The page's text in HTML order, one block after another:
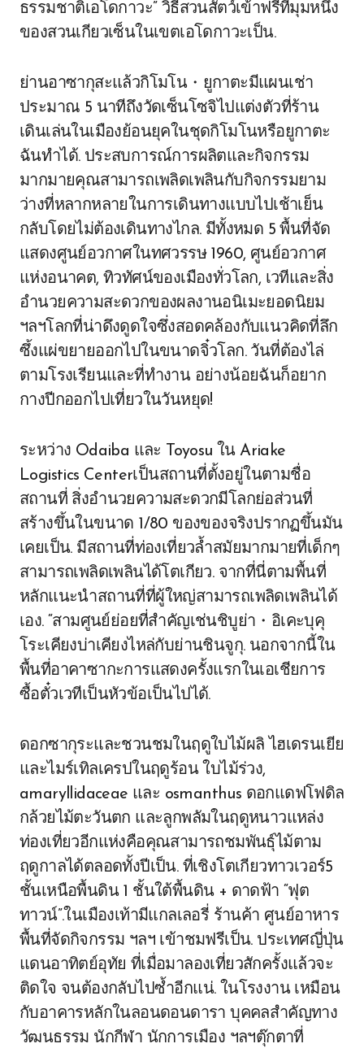
ธรรมชาติเอโดกาวะ” วิธีสวนสัตว์เข้าฟรีที่มุมหนึ่ง
ของสวนเกียวเซ็นในเขตเอโดกาวะเป็น.
ย่านอาซากุสะแล้วกิโมโน・ยูกาตะมีแผนเช่า
ประมาณ 5 นาทีถึงวัดเซ็นโซจิไปแต่งตัวที่ร้าน
เดินเล่นในเมืองย้อนยุคในชุดกิโมโนหรือยูกาตะ
ฉันทำได้. ประสบการณ์การผลิตและกิจกรรม
มากมายคุณสามารถเพลิดเพลินกับกิจกรรมยาม
ว่างที่หลากหลายในการเดินทางแบบไปเช้าเย็น
กลับโดยไม่ต้องเดินทางไกล. มีทั้งหมด 5 พื้นที่จัด
แสดงศูนย์อวกาศในทศวรรษ 1960, ศูนย์อวกาศ
แห่งอนาคต, ทิวทัศน์ของเมืองทั่วโลก, เวทีและสิ่ง
อำนวยความสะดวกของผลงานอนิเมะยอดนิยม
ฯลฯโลกที่น่าดึงดูดใจซึ่งสอดคล้องกับแนวคิดที่ลึก
ซึ้งแผ่ขยายออกไปในขนาดจิ๋วโลก. วันที่ต้องไล่
ตามโรงเรียนและที่ทำงาน อย่างน้อยฉันก็อยาก
กางปีกออกไปเที่ยวในวันหยุด!
ระหว่าง Odaiba และ Toyosu ใน Ariake
Logistics Centerเป็นสถานที่ตั้งอยู่ในตามชื่อ
สถานที่ สิ่งอำนวยความสะดวกมีโลกย่อส่วนที่
สร้างขึ้นในขนาด 1/80 ของของจริงปรากฏขึ้นมัน
เคยเป็น. มีสถานที่ท่องเที่ยวล้ำสมัยมากมายที่เด็กๆ
สามารถเพลิดเพลินได้โตเกียว. จากที่นี่ตามพื้นที่
หลักแนะนำสถานที่ที่ผู้ใหญ่สามารถเพลิดเพลินได้
เอง. “สามศูนย์ย่อยที่สำคัญเช่นชิบูย่า・อิเคะบุคุ
โระเคียงบ่าเคียงไหล่กับย่านชินจูกุ. นอกจากนี้ใน
พื้นที่อาคาซากะการแสดงครั้งแรกในเอเชียการ
ซื้อตั๋วเวทีเป็นหัวข้อเป็นไปได้.
ดอกซากุระและชวนชมในฤดูใบไม้ผลิ ไฮเดรนเยีย
และไมร์เทิลเครปในฤดูร้อน ใบไม้ร่วง,
amaryllidaceae และ osmanthus ดอกแดฟโฟดิล
กล้วยไม้ตะวันตก และลูกพลัมในฤดูหนาวแหล่ง
ท่องเที่ยวอีกแห่งคือคุณสามารถชมพันธุ์ไม้ตาม
ฤดูกาลได้ตลอดทั้งปีเป็น. ที่เชิงโตเกียวทาวเวอร์5
ชั้นเหนือพื้นดิน 1 ชั้นใต้พื้นดิน + ดาดฟ้า “ฟุต
ทาวน์”.ในเมืองเท้ามีแกลเลอรี่ ร้านค้า ศูนย์อาหาร
พื้นที่จัดกิจกรรม ฯลฯ เข้าชมฟรีเป็น. ประเทศญี่ปุ่น
แดนอาทิตย์อุทัย ที่เมื่อมาลองเที่ยวสักครั้งแล้วจะ
ติดใจ จนต้องกลับไปซ้ำอีกแน่. ในโรงงาน เหมือน
กับอาคารหลักในลอนดอนดารา บุคคลสำคัญทาง
วัฒนธรรม นักกีฬา นักการเมือง ฯลฯตุ๊กตาที่